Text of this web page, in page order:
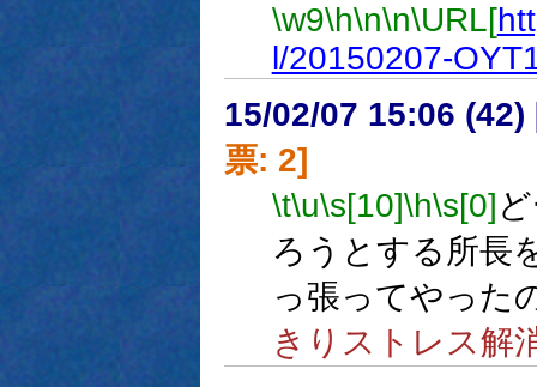
\w9\h\n\n\URL[
l/20150207-
15/02/07 15:06 (42)
票: 2]
\t\u\s[10]\h\s[0]
ろうとする所長
っ張ってやった
きりストレス解